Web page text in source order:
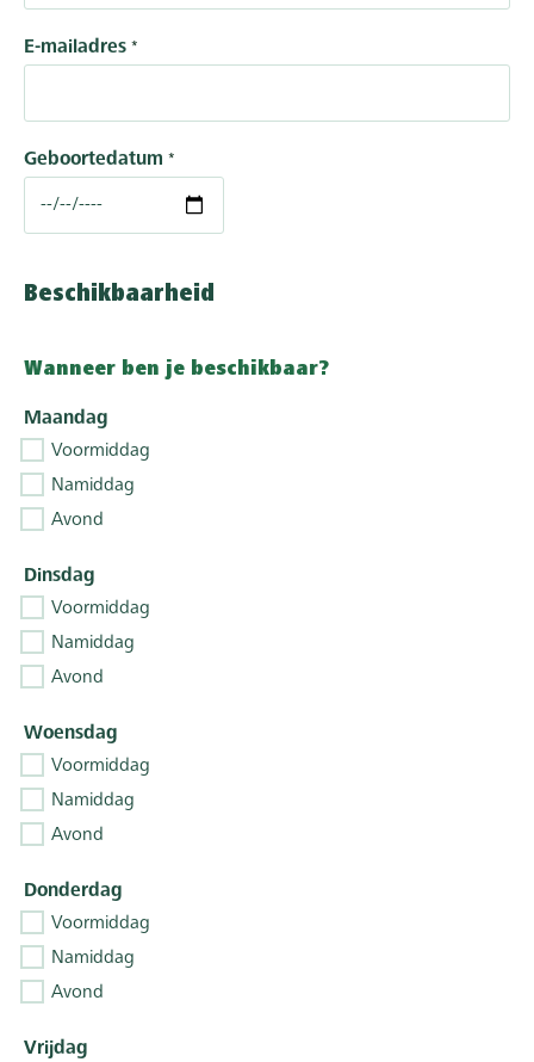
E-mailadres
Geboortedatum
Beschikbaarheid
Wanneer ben je beschikbaar?
Maandag
Voormiddag
Namiddag
Avond
Dinsdag
Voormiddag
Namiddag
Avond
Woensdag
Voormiddag
Namiddag
Avond
Donderdag
Voormiddag
Namiddag
Avond
Vrijdag